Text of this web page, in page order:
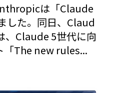
は「Claude
した。同日、Claud
、Claude 5世代に向
「The new rules...